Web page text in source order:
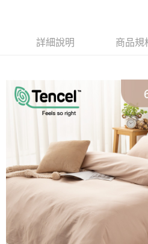
成交易。
法說明評估內容。
【繳款方式說明】
1.分期款項不併入電信帳單，「大哥付
2.透過簡訊連結打開帳單後，可選擇「
帳／街口支付／iPASS MONEY」等通路繳
【注意事項】
1.本服務係由「台灣大哥大股份有限公司
用戶於交易時，得透過本服務購買商品
買賣價金債權讓與本公司後，依約使用本
2.基於同意付款使用「大哥付你分期」之
資料（包含姓名、電話或地址）提供予
由本公司與您本人進行分期帳單所需資料
3.完整用戶服務條款，請詳閱以下連結：
【關於「AFTEE先享後付」】
AFTEE先享後付是「在收到商品之後才
２．便利：只要手機號碼，簡訊認證，即
３．安心：先確認商品／服務後，再付款
【「AFTEE先享後付」結帳流程】
１．於結帳方式選擇「AFTEE先享後付
結帳頁面，進行簡訊認證並確認金額後，
２．訂單成立數日內，您將收到繳費通知
３．收到繳費通知簡訊後14天內，點擊
ATM／網路銀行／等多元方式進行付款，
※ 請注意：結帳手續完成當下不需立刻
購買商品的店家。未經商家同意取消之
後付繳納相關費用。
※ 交易是否成功請以「AFTEE先享後付
是否繳費成功／繳費後需取消欲退款等
客戶支援中心」 https://
ATM付款
大型超重物流運送
每筆NT$150，滿NT$990(含以上)免
每筆NT$250
詳細說明 商品規